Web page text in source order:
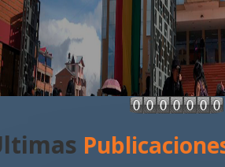
Publicaciones